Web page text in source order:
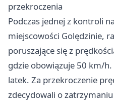
przekroczenia
Podczas jednej z kontroli
miejscowości Golędzinie,
poruszające się z
gdzie obowiązuje 50 km/h.
latek. Za przekroczenie
zdecydowali o